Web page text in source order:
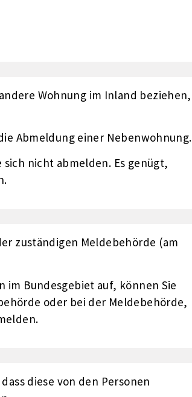
Wohnung im Inland beziehen,
Abmeldung einer Nebenwohnung.
nicht abmelden. Es genügt,
zuständigen Meldebehörde (am
im Bundesgebiet auf, können Sie
oder bei der Meldebehörde,
diese von den Personen